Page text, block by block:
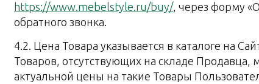
https://www.mebelstyle.ru/buy/, через форму
обратного звонка.
4.2. Цена Товара указывается в каталоге на
Товаров, отсутствующих на складе Продавца,
актуальной цены на такие Товары